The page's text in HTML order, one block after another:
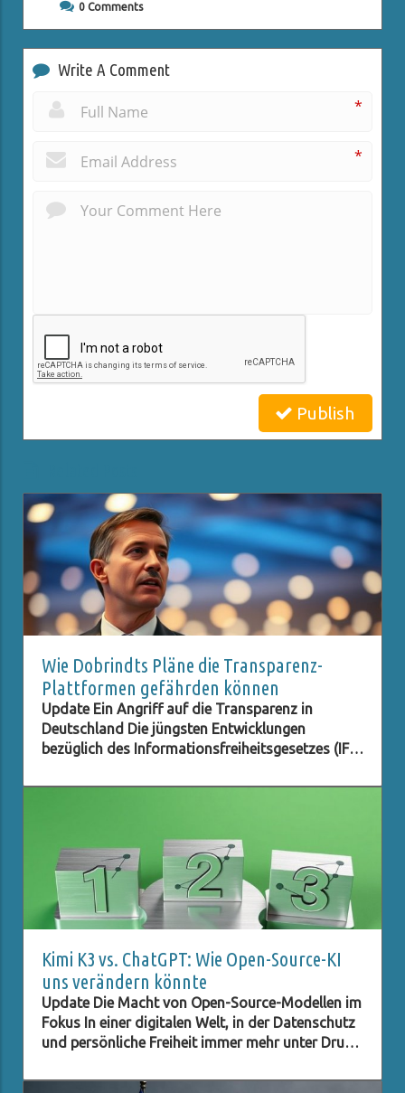
0 Comments
Write A Comment
*
*
Publish
Wie Dobrindts Pläne die Transparenz-
Plattformen gefährden können
Update Ein Angriff auf die Transparenz in
Deutschland Die jüngsten Entwicklungen
bezüglich des Informationsfreiheitsgesetzes (IFG)
auch alarmierend für diejenigen zu sein, die an
sind. Bundesinnenminister Alexander Dobrindt
plant, die Zugangsrechte zu Informationen
drastisch einzuschränken. Laut einem Bericht des
MDR möchte Dobrindt die Auskunftsrechte für
Abgeordnete und Medien deutlich beschneiden
und Plattformen wie FragDenStaat, die seit 2011
Bürgern den Zugang zu amtlichen Informationen
erleichtern, quasi ausschalten. Diese
Veränderungen könnten tiefgreifende
Auswirkungen auf die Kontrolle der Regierung
durch die Zivilgesellschaft haben. Warum sind
Plattformen wie FragDenStaat sind entscheidend
Kimi K3 vs. ChatGPT: Wie Open-Source-KI
uns verändern könnte
Update Die Macht von Open-Source-Modellen im
Fokus In einer digitalen Welt, in der Datenschutz
und persönliche Freiheit immer mehr unter Druck
Bedeutung. Kimi K3, das neue chinesische Open-